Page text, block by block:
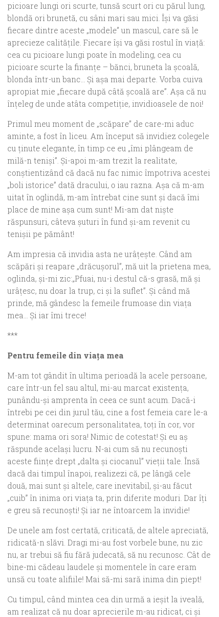
picioare lungi ori scurte, tunsă scurt ori cu părul lung,
blondă ori brunetă, cu sâni mari sau mici. Îşi va găsi
fiecare dintre aceste „modele” un mascul, care să le
aprecieze calităţile. Fiecare îşi va găsi rostul în viaţă:
cea cu picioare lungi poate în modeling, cea cu
picioare scurte la finanţe – bănci, bruneta la şcoală,
blonda într-un banc… Şi aşa mai departe. Vorba cuiva
apropiat mie „fiecare după câtă şcoală are”. Aşa că nu
înţeleg de unde atâta competiţie, invidioasele de noi!
Primul meu moment de „scăpare” de care-mi aduc
aminte, a fost în liceu. Am început să invidiez colegele
cu ţinute elegante, în timp ce eu „îmi plângeam de
milă-n tenişi”. Şi-apoi m-am trezit la realitate,
conştientizând că dacă nu fac nimic împotriva acestei
„boli istorice” dată dracului, o iau razna. Aşa că m-am
uitat în oglindă, m-am întrebat cine sunt şi dacă îmi
place de mine aşa cum sunt! Mi-am dat nişte
răspunsuri, câteva şuturi în fund şi-am revenit cu
tenişii pe pământ!
Am impresia că invidia asta ne urâţeşte. Când am
scăpări şi reapare „drăcuşorul”, mă uit la prietena mea,
oglinda, şi-mi zic:„Pfuai, nu-i destul că-s grasă, mă şi
urâţesc, nu doar la trup, ci şi la suflet”. Şi când mă
prinde, mă gândesc la femeile frumoase din viaţa
mea… Şi iar îmi trece!
***
Pentru femeile din viaţa mea
M-am tot gândit în ultima perioadă la acele persoane,
care într-un fel sau altul, mi-au marcat existenţa,
punându-şi amprenta în ceea ce sunt acum. Dacă-i
întrebi pe cei din jurul tău, cine a fost femeia care le-a
determinat oarecum personalitatea, toţi în cor, vor
spune: mama ori sora! Nimic de cotestat! Şi eu aş
răspunde acelaşi lucru. N-ai cum să nu recunoşti
aceste fiinţe drept „dalta şi ciocanul” vieţii tale. Însă
dacă dai timpul înapoi, realizezi că, pe lângă cele
două, mai sunt şi altele, care inevitabil, şi-au făcut
„cuib” în inima ori viaţa ta, prin diferite moduri. Dar îţi
e greu să recunoşti! Şi iar ne întoarcem la invidie!
De unele am fost certată, criticată, de altele apreciată,
ridicată-n slăvi. Dragi mi-au fost vorbele bune, nu zic
nu, ar trebui să fiu fără judecată, să nu recunosc. Cât de
bine-mi cădeau laudele şi momentele în care eram
unsă cu toate alifiile! Mai să-mi sară inima din piept!
Cu timpul, când mintea cea din urmă a ieşit la iveală,
am realizat că nu doar aprecierile m-au ridicat, ci şi